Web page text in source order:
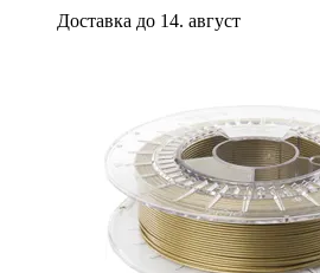
Доставка до 14. август